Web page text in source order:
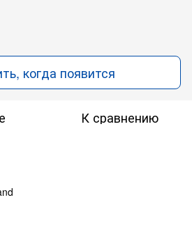
когда появится
К сравнению